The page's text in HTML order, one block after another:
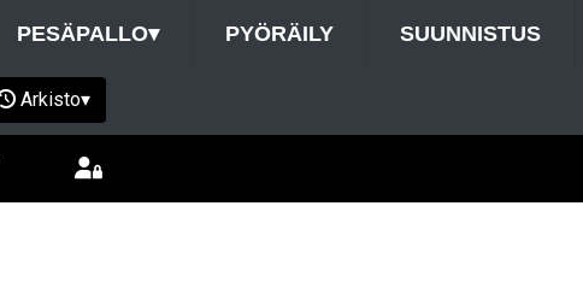
PESÄPALLO▾ PYÖRÄILY SUUNNISTUS
Arkisto▾